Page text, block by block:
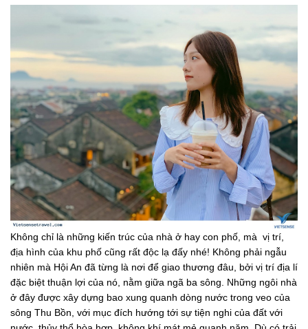
Không chỉ là những kiến trúc của nhà ở hay con phố, mà vị trí,
địa hình của khu phố cũng rất độc lạ đấy nhé! Không phải ngẫu
nhiên mà Hội An đã từng là nơi để giao thương đâu, bởi vị trí địa lí
đặc biệt thuận lợi của nó, nằm giữa ngã ba sông. Những ngôi nhà
ở đây được xây dựng bao xung quanh dòng nước trong veo của
sông Thu Bồn, với mục đích hướng tới sự tiện nghi của đất với